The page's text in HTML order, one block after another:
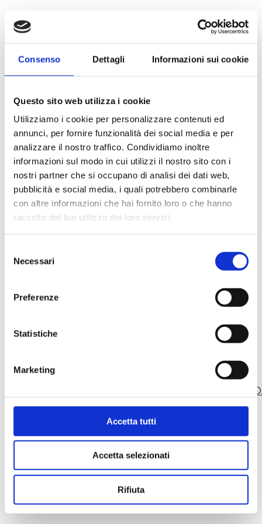
Consenso Dettagli Informazioni sui cookie
Questo sito web utilizza i cookie
Utilizziamo i cookie per personalizzare contenuti ed
annunci, per fornire funzionalità dei social media e per
analizzare il nostro traffico. Condividiamo inoltre
informazioni sul modo in cui utilizzi il nostro sito con i
nostri partner che si occupano di analisi dei dati web,
pubblicità e social media, i quali potrebbero combinarle
con altre informazioni che hai fornito loro o che hanno
raccolto dal tuo utilizzo dei loro servizi.
delNecessari
Preferenze
Statistiche
Marketing
Accetta tutti
Accetta selezionati
Rifiuta